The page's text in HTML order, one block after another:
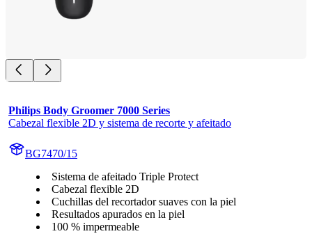
Philips Body Groomer 7000 Series
Cabezal flexible 2D y sistema de recorte y afeitado
BG7470/15
Sistema de afeitado Triple Protect
Cabezal flexible 2D
Cuchillas del recortador suaves con la piel
Resultados apurados en la piel
100 % impermeable